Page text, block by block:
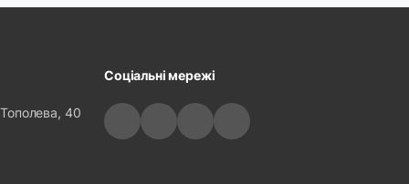
40
Соціальні мережі